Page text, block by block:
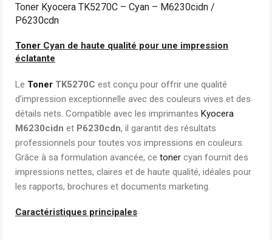
Toner Kyocera TK5270C – Cyan – M6230cidn /
P6230cdn
Toner Cyan de haute qualité pour une impression
éclatante
Le Toner TK5270C est conçu pour offrir une qualité
d’impression exceptionnelle avec des couleurs vives et des
détails nets. Compatible avec les imprimantes Kyocera
M6230cidn et P6230cdn, il garantit des résultats
professionnels pour toutes vos impressions en couleurs.
Grâce à sa formulation avancée, ce toner cyan fournit des
impressions nettes, claires et de haute qualité, idéales pour
les rapports, brochures et documents marketing.
Caractéristiques principales